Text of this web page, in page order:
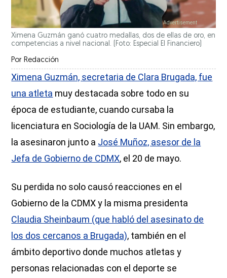
Ximena Guzmán ganó cuatro medallas, dos de ellas de oro, en
competencias a nivel nacional. (Foto: Especial El Financiero)
Por Redacción
Ximena Guzmán, secretaria de Clara Brugada, fue
una atleta muy destacada sobre todo en su
época de estudiante, cuando cursaba la
licenciatura en Sociología de la UAM. Sin embargo,
la asesinaron junto a José Muñoz, asesor de la
Jefa de Gobierno de CDMX, el 20 de mayo.
Su perdida no solo causó reacciones en el
Gobierno de la CDMX y la misma presidenta
Claudia Sheinbaum (que habló del asesinato de
los dos cercanos a Brugada), también en el
ámbito deportivo donde muchos atletas y
personas relacionadas con el deporte se